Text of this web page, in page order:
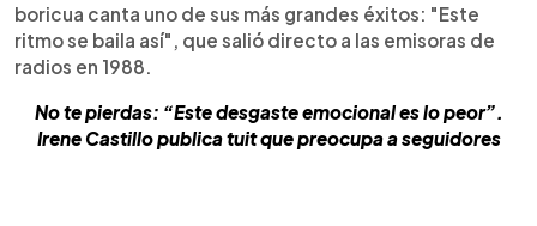
boricua canta uno de sus más grandes éxitos: "Este
ritmo se baila así", que salió directo a las emisoras de
radios en 1988.
No te pierdas: “Este desgaste emocional es lo peor”.
Irene Castillo publica tuit que preocupa a seguidores